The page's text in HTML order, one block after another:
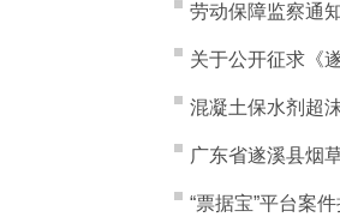
劳动保障监察通
关于公开征求《
混凝土保水剂超
广东省遂溪县烟
“票据宝”平台案